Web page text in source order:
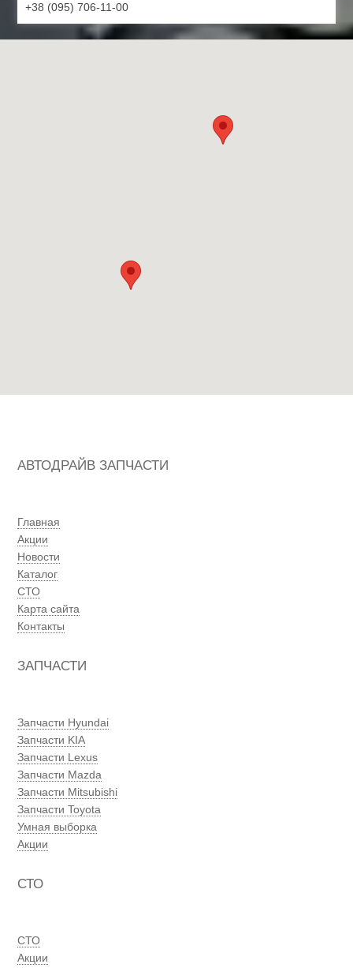
+38 (095) 706-11-00
АВТОДРАЙВ ЗАПЧАСТИ
Главная
Акции
Новости
Каталог
СТО
Карта сайта
Контакты
ЗАПЧАСТИ
Запчасти Hyundai
Запчасти KIA
Запчасти Lexus
Запчасти Mazda
Запчасти Mitsubishi
Запчасти Toyota
Умная выборка
Акции
СТО
СТО
Акции